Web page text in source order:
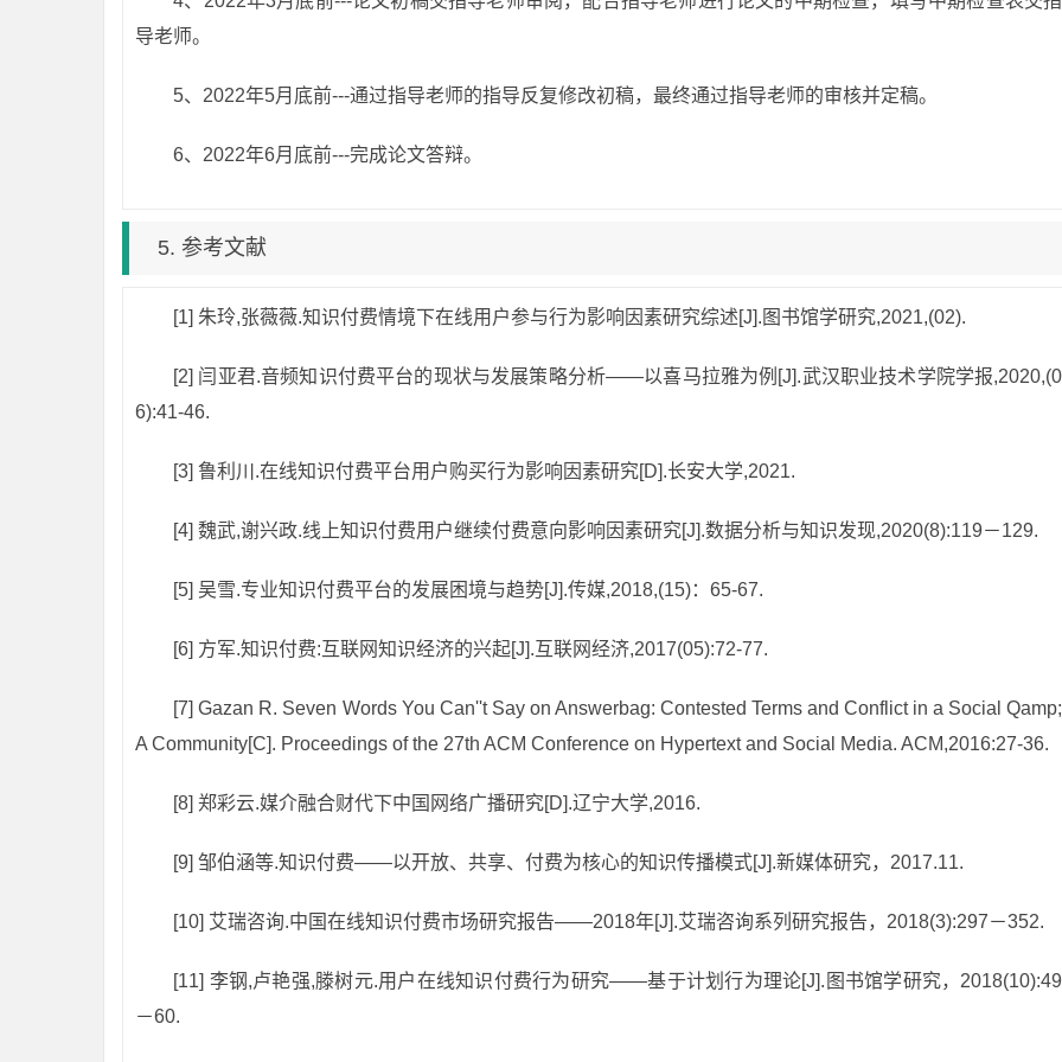
导老师。
5、2022年5月底前---通过指导老师的指导反复修改初稿，最终通过指导老师的审核并定稿。
6、2022年6月底前---完成论文答辩。
5. 参考文献
[1] 朱玲,张薇薇.知识付费情境下在线用户参与行为影响因素研究综述[J].图书馆学研究,2021,(02).
[2] 闫亚君.音频知识付费平台的现状与发展策略分析——以喜马拉雅为例[J].武汉职业技术学院学报,2020,(0
6):41-46.
[3] 鲁利川.在线知识付费平台用户购买行为影响因素研究[D].长安大学,2021.
[4] 魏武,谢兴政.线上知识付费用户继续付费意向影响因素研究[J].数据分析与知识发现,2020(8):119－129.
[5] 吴雪.专业知识付费平台的发展困境与趋势[J].传媒,2018,(15)：65-67.
[6] 方军.知识付费:互联网知识经济的兴起[J].互联网经济,2017(05):72-77.
[7] Gazan R. Seven Words You Can''t Say on Answerbag: Contested Terms and Conflict in a Social Qamp;
A Community[C]. Proceedings of the 27th ACM Conference on Hypertext and Social Media. ACM,2016:27-36.
[8] 郑彩云.媒介融合财代下中国网络广播研究[D].辽宁大学,2016.
[9] 邹伯涵等.知识付费——以开放、共享、付费为核心的知识传播模式[J].新媒体研究，2017.11.
[10] 艾瑞咨询.中国在线知识付费市场研究报告——2018年[J].艾瑞咨询系列研究报告，2018(3):297－352.
[11] 李钢,卢艳强,滕树元.用户在线知识付费行为研究——基于计划行为理论[J].图书馆学研究，2018(10):49
－60.